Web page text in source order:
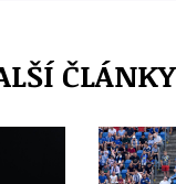
ČLÁNKY